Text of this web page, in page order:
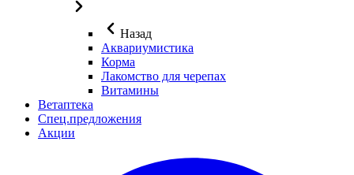
Назад
Аквариумистика
Корма
Лакомство для черепах
Витамины
Ветаптека
Спец.предложения
Акции